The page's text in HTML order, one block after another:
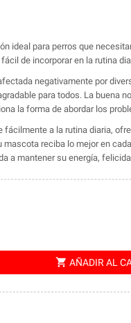
ideal para perros que
de incorporar en la rutina
negativamente por
para todos. La buena
la forma de abordar los
fácilmente a la rutina diaria,
reciba lo mejor en
a mantener su energía,
shopping_cart AÑADIR AL